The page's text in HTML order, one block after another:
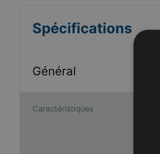
Spécifications
Général
Caractéristiques